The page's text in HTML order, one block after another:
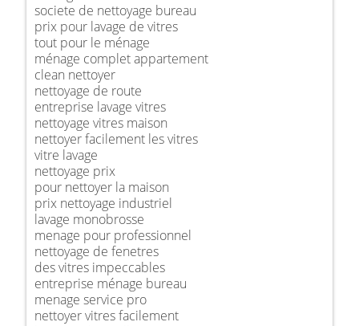
societe de nettoyage bureau
prix pour lavage de vitres
tout pour le ménage
ménage complet appartement
clean nettoyer
nettoyage de route
entreprise lavage vitres
nettoyage vitres maison
nettoyer facilement les vitres
vitre lavage
nettoyage prix
pour nettoyer la maison
prix nettoyage industriel
lavage monobrosse
menage pour professionnel
nettoyage de fenetres
des vitres impeccables
entreprise ménage bureau
menage service pro
nettoyer vitres facilement